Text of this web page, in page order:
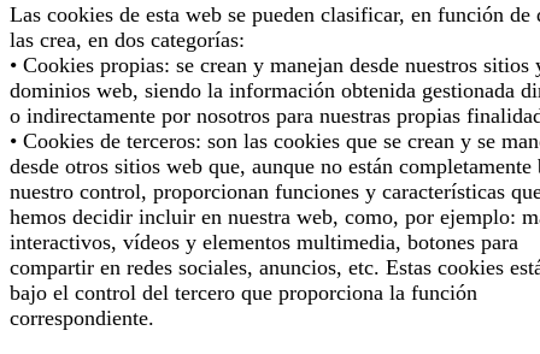
Las cookies de esta web se pueden clasificar, en función de
las crea, en dos categorías:
• Cookies propias: se crean y manejan desde nuestros sitios
dominios web, siendo la información obtenida gestionada
o indirectamente por nosotros para nuestras propias
• Cookies de terceros: son las cookies que se crean y se
desde otros sitios web que, aunque no están completamente
nuestro control, proporcionan funciones y características
hemos decidir incluir en nuestra web, como, por ejemplo:
interactivos, vídeos y elementos multimedia, botones para
compartir en redes sociales, anuncios, etc. Estas cookies
bajo el control del tercero que proporciona la función
correspondiente.